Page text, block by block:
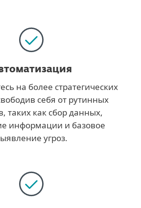
на более стратегических
себя от рутинных
таких как сбор данных,
информации и базовое
угроз.